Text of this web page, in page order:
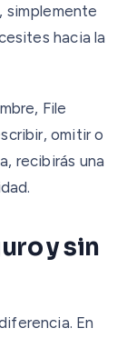
simplemente
hacia la
File
omitir o
recibirás una
y sin
En